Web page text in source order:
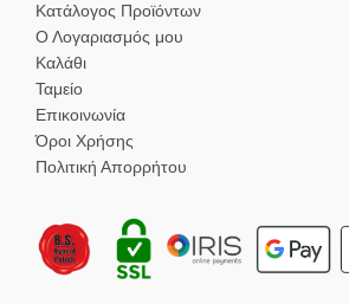
Κατάλογος Προϊόντων
Ο Λογαριασμός μου
Καλάθι
Ταμείο
Επικοινωνία
Όροι Χρήσης
Πολιτική Απορρήτου